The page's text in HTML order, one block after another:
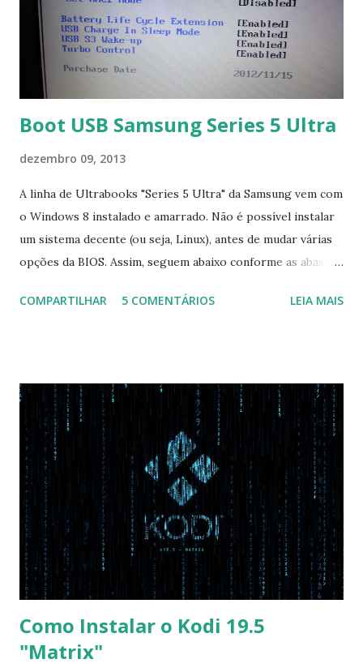
Boot USB Samsung Series 5 Ultra
dezembro 09, 2013
A linha de Ultrabooks "Series 5 Ultra" da Samsung vem com
o Windows 8 instalado e amarrado. Não é possível instalar
um sistema decente (ou seja, Linux), antes de mudar várias
opções da BIOS. Assim, seguem abaixo conforme as abas, a
Na inicialização aperte F2 para acessar a BIOS e então faça
com Win, deixe essa opção no Auto ) Set AHCI Mode ->
Disabled USB S3 Wake-up -> Enabled Boot: Secure Boot ->
Disabled OS Mode Selection -> UEFI and CSM OS (Essa
opção garante boot com Win e Linux) Boot > Boot Priority
Order USB HDD: SATA CD: SATA HDD: Essa ordem de boot
vai garantir que ele tente primeiro o boot pela USB, depois
pelo CD e por último no HD. Apenas as opções acima são
as necessá...
COMPARTILHAR 5 COMENTÁRIOS LEIA MAIS
Como Instalar o Kodi 19.5
"Matrix"